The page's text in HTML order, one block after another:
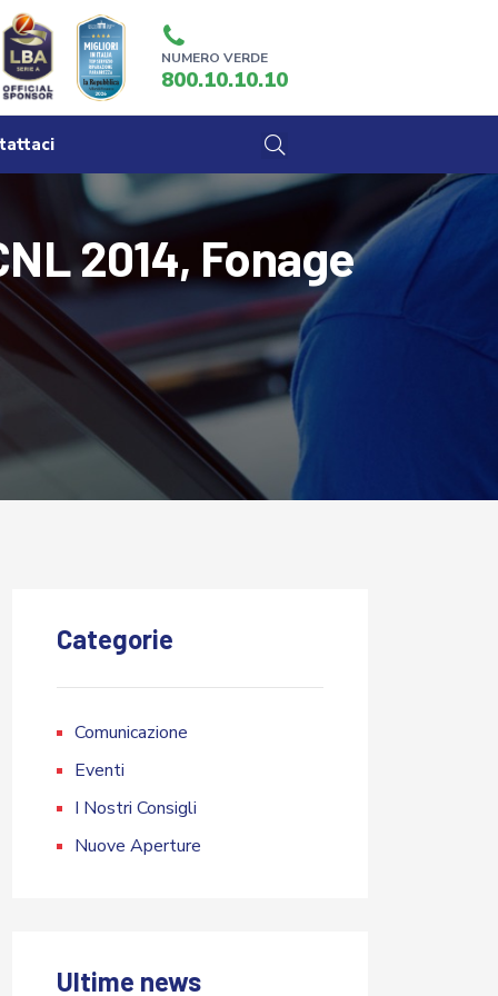
NUMERO VERDE
800.10.10.10
2014, Fonage
Categorie
Comunicazione
Eventi
I Nostri Consigli
Nuove Aperture
Ultime news